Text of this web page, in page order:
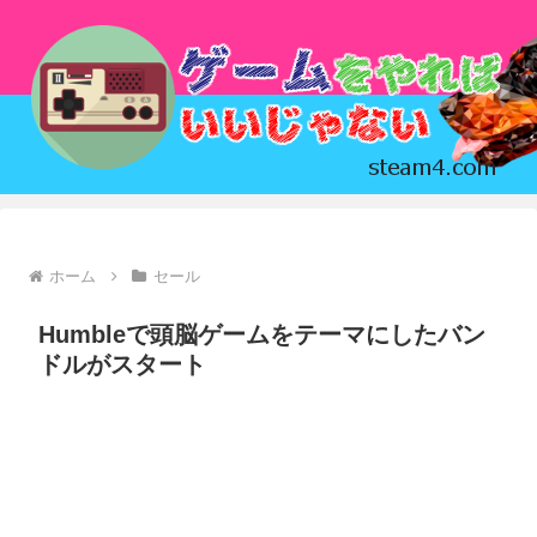
ホーム セール
Humbleで頭脳ゲームをテーマにしたバン
ドルがスタート